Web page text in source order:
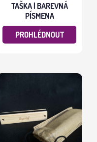
TAŠKA | BAREVNÁ
PÍSMENA
PROHLÉDNOUT